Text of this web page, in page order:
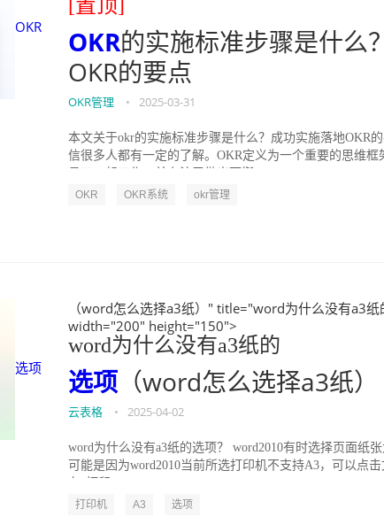
OKR
[置顶]
OKR的实施标准步骤是什么
OKR的要点
OKR管理 • 2025-03-31
本文关于okr的实施标准步骤是什么？成功实施落地OKR
信很多人都有一定的了解。OKR定义为一个重要的思维
OKR OKR系统 okr管理
选项
（word怎么选择a3纸）" title="word为什么没有a3纸
width="200" height="150">
word为什么没有a3纸的
选项 （word怎么选择a3纸）
云表格 • 2025-04-02
word为什么没有a3纸的选项？ word2010有时选择页面纸
可能是因为word2010当前所选打印机不支持A3，可以点
打印机 A3 选项